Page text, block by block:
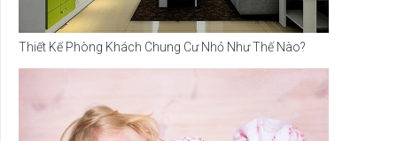
Thiết Kế Phòng Khách Chung Cư Nhỏ Như Thế Nào?